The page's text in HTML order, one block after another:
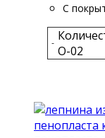
С
- О-02